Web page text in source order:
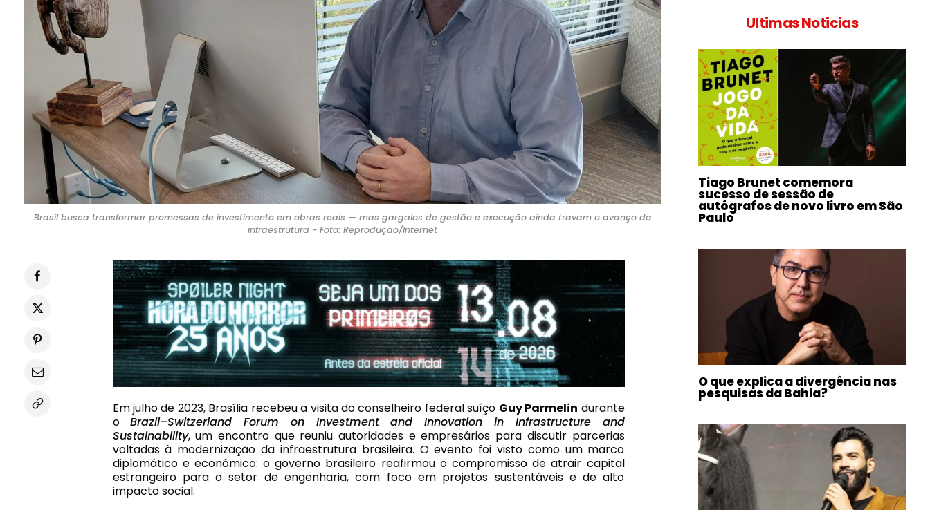
Brasil busca transformar promessas de investimento em obras reais — mas gargalos de gestão e execução ainda travam o avanço da
infraestrutura - Foto: Reprodução/Internet
Em julho de 2023, Brasília recebeu a visita do conselheiro federal suíço Guy Parmelin durante
oBrazil–Switzerland Forum on Investment and Innovation in Infrastructure and
Sustainability, um encontro que reuniu autoridades e empresários para discutir parcerias
voltadas à modernização da infraestrutura brasileira. O evento foi visto como um marco
diplomático e econômico: o governo brasileiro reafirmou o compromisso de atrair capital
estrangeiro para o setor de engenharia, com foco em projetos sustentáveis e de alto
impacto social.
Ultimas Noticias
Tiago Brunet comemora
sucesso de sessão de
autógrafos de novo livro em São
Paulo
O que explica a divergência nas
pesquisas da Bahia?